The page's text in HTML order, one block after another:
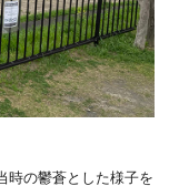
時の鬱蒼とした様子を